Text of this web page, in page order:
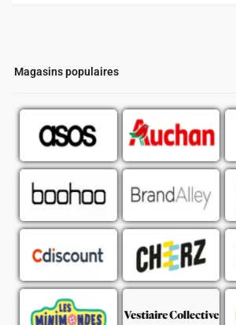
Magasins populaires